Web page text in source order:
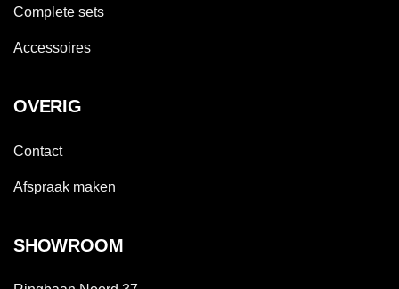
Complete sets
Accessoires
OVERIG
Contact
Afspraak maken
SHOWROOM